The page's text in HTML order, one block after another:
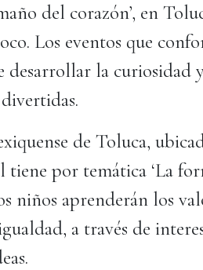
del corazón’, en
Los eventos que
la curiosidad
de Toluca,
tiene por temática ‘La
niños aprenderán los
a través de